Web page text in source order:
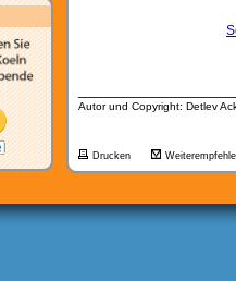
Autor und Copyright: Detlev
Drucken